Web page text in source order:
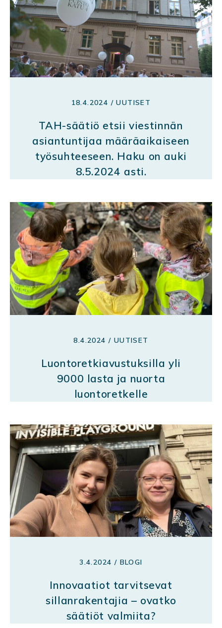
18.4.2024 / UUTISET
TAH-säätiö etsii viestinnän
asiantuntijaa määräaikaiseen
työsuhteeseen. Haku on auki
8.5.2024 asti.
8.4.2024 / UUTISET
Luontoretkiavustuksilla yli
9000 lasta ja nuorta
luontoretkelle
3.4.2024 / BLOGI
Innovaatiot tarvitsevat
sillanrakentajia – ovatko
säätiöt valmiita?